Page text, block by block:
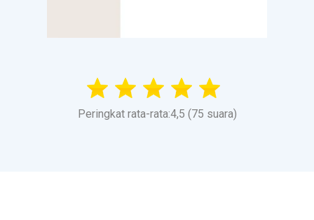
Peringkat rata-rata:4,5 (75 suara)